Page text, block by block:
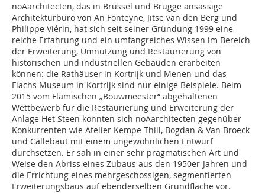
noAarchitecten, das in Brüssel und Brügge ansässige
Architekturbüro von An Fonteyne, Jitse van den Berg und
Philippe Viérin, hat sich seit seiner Gründung 1999 eine
reiche Erfahrung und ein umfangreiches Wissen im Bereich
der Erweiterung, Umnutzung und Restaurierung von
historischen und industriellen Gebäuden erarbeiten
können: die Rathäuser in Kortrijk und Menen und das
Flachs Museum in Kortrijk sind nur einige Beispiele. Beim
2015 vom Flämischen „Bouwmeester“ abgehaltenen
Wettbewerb für die Restaurierung und Erweiterung der
Anlage Het Steen konnten sich noAarchitecten gegenüber
Konkurrenten wie Atelier Kempe Thill, Bogdan & Van Broeck
und Callebaut mit einem ungewöhnlichen Entwurf
durchsetzen. Er sah in einer sehr pragmatischen Art und
Weise den Abriss eines Zubaus aus den 1950er-Jahren und
die Errichtung eines mehrgeschossigen, segmentierten
Erweiterungsbaus auf ebenderselben Grundfläche vor.